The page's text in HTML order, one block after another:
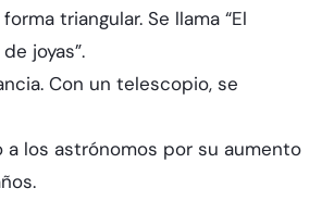
triangular. Se llama “El
joyas”.
Con un telescopio, se
a los astrónomos por su aumento